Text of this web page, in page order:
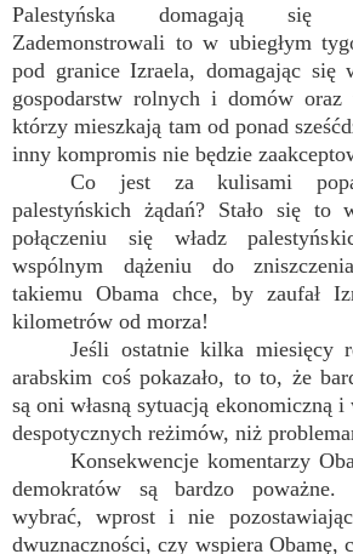
Palestyńska domagają się
Zademonstrowali to w ubiegłym
pod granice Izraela, domagając się
gospodarstw rolnych i domów oraz
którzy mieszkają tam od ponad
inny kompromis nie będzie
Co jest za kulisami
palestyńskich żądań? Stało się
połączeniu się władz
wspólnym dążeniu do
takiemu Obama chce, by zaufał
kilometrów od morza!
Jeśli ostatnie kilka miesięcy
arabskim coś pokazało, to to, że
są oni własną sytuacją ekonomiczną
despotycznych reżimów, niż
Konsekwencje komentarzy
demokratów są bardzo
wybrać, wprost i nie
dwuznaczności, czy wspiera Obamę,